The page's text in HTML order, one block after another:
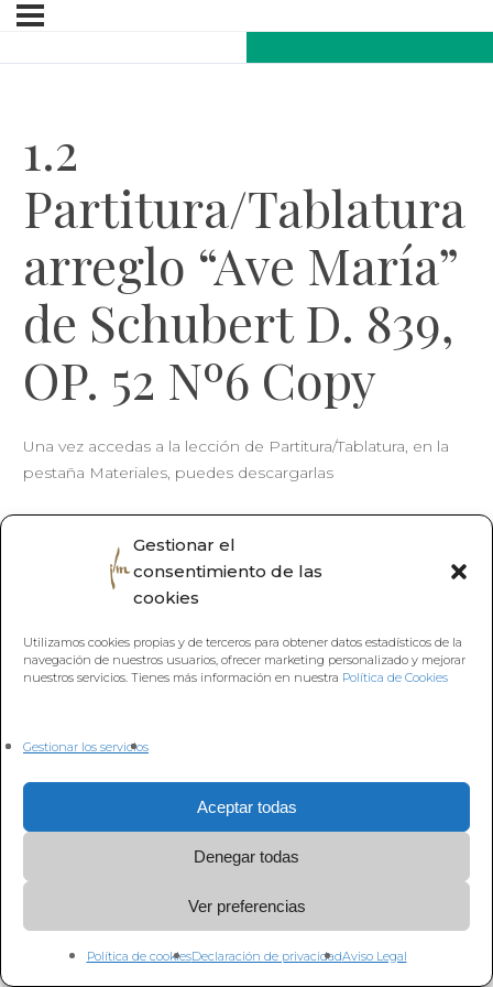
Gestionar el
consentimiento de las
cookies
Utilizamos cookies propias y de terceros para obtener datos estadísticos de la
navegación de nuestros usuarios, ofrecer marketing personalizado y mejorar
nuestros servicios. Tienes más información en nuestra Política de Cookies
Gestionar los servicios
Aceptar todas
Denegar todas
Ver preferencias
Política de cookiesDeclaración de privacidadAviso Legal
1.2
Partitura/Tablatura
arreglo “Ave María”
de Schubert D. 839,
OP. 52 Nº6 Copy
Una vez accedas a la lección de Partitura/Tablatura, en la
pestaña Materiales, puedes descargarlas